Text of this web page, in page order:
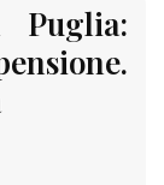
Puglia: